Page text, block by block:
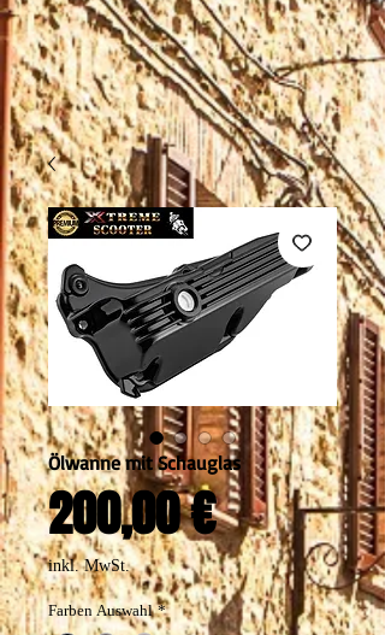
Ölwanne mit Schauglas
200,00 €Preis
inkl. MwSt.
Farben Auswahl *